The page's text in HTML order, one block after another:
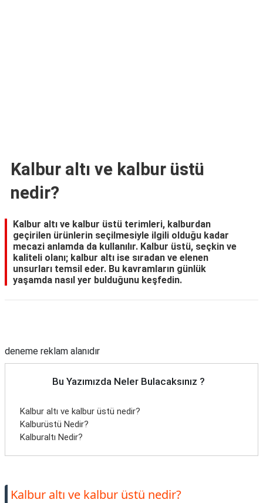
Kalbur altı ve kalbur üstü
nedir?
Kalbur altı ve kalbur üstü terimleri, kalburdan
geçirilen ürünlerin seçilmesiyle ilgili olduğu kadar
mecazi anlamda da kullanılır. Kalbur üstü, seçkin ve
kaliteli olanı; kalbur altı ise sıradan ve elenen
unsurları temsil eder. Bu kavramların günlük
yaşamda nasıl yer bulduğunu keşfedin.
deneme reklam alanıdır
Bu Yazımızda Neler Bulacaksınız ?
Kalbur altı ve kalbur üstü nedir?
Kalburüstü Nedir?
Kalburaltı Nedir?
Kalbur altı ve kalbur üstü nedir?